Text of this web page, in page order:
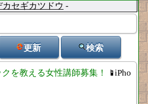
カセギカツドウ -
更新 検索
を教える女性講師募集！
iPho